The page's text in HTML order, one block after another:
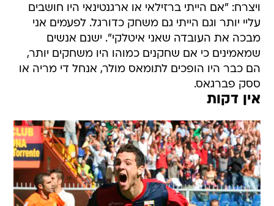
ויצרח: "אם הייתי ברזילאי או ארגנטינאי היו חושבים
עליי יותר וגם הייתי גם משחק כדורגל. לפעמים אני
מבכה את העובדה שאני איטלקי". ישנם אנשים
שמאמינים כי אם שחקנים כמוהו היו משחקים יותר,
הם כבר היו הופכים לתומאס מולר, אנחל די מריה או
ססק פברגאס.
אין דקות